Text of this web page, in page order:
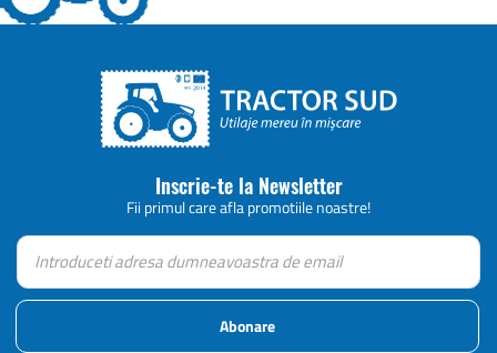
Inscrie-te la Newsletter
Fii primul care afla promotiile noastre!
Abonare